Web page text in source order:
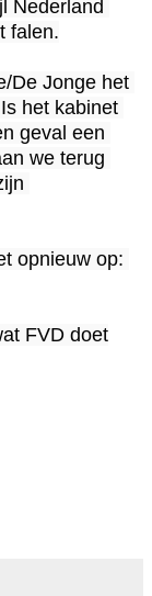
Nederland
falen.
De Jonge het
het kabinet
geval een
we terug
opnieuw op: